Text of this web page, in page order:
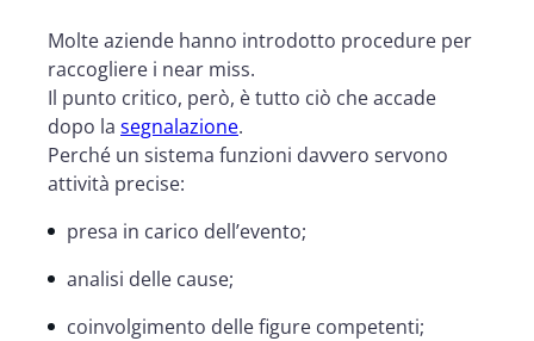
Molte aziende hanno introdotto procedure per
raccogliere i near miss.
Il punto critico, però, è tutto ciò che accade
dopo la segnalazione.
Perché un sistema funzioni davvero servono
attività precise:
presa in carico dell’evento;
analisi delle cause;
coinvolgimento delle figure competenti;